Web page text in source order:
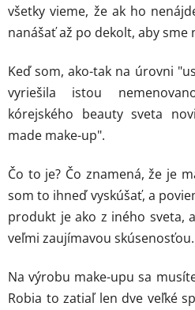
všetky vieme, že ak ho
nanášať až po dekolt, aby
Keď som, ako-tak na úrovni
vyriešila istou
kórejského beauty sveta
made make-up".
Čo to je? Čo znamená, že je
som to ihneď vyskúšať, a
produkt je ako z iného sveta,
veľmi zaujímavou skúsenosťou.
Na výrobu make-upu sa
Robia to zatiaľ len dve veľké